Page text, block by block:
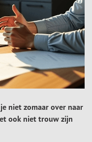
niet zomaar over naar
ook niet trouw zijn